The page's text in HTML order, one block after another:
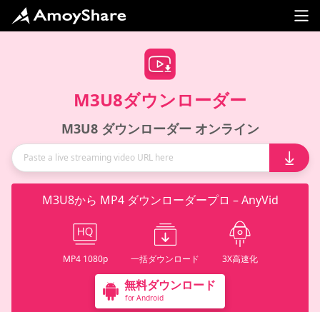
M3U8ダウンローダー
M3U8 ダウンローダー オンライン
M3U8から MP4 ダウンローダープロ – AnyVid
MP4 1080p 一括ダウンロード 3X高速化
無料ダウンロード
for Android